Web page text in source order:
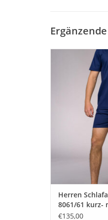
Schöner
mit kurzer
Mercerisierter
farbiger
Übergröße 62-68
ZUM
Herren
8061/61 kurz-
€135,00